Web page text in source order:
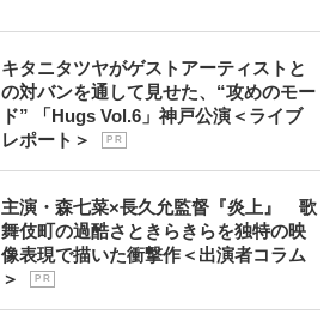
キタニタツヤがゲストアーティストと
の対バンを通して見せた、“攻めのモー
ド” 「Hugs Vol.6」神戸公演＜ライブ
レポート＞
P R
主演・森七菜×長久允監督『炎上』 歌
舞伎町の過酷さときらきらを独特の映
像表現で描いた衝撃作＜出演者コラム
＞
P R